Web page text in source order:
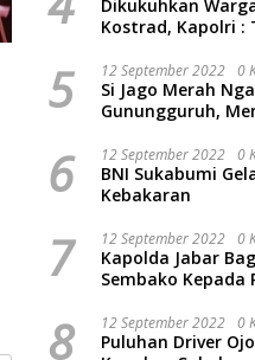
Dikukuhkan
Kostrad, Kapolri :
Rakyat Indonesia
5 12 September 2022 0
Si Jago Merah
Gunungguruh,
6 12 September 2022 0
BNI Sukabumi
Kebakaran
7 12 September 2022 0
Kapolda Jabar
Sembako Kepada
8 12 September 2022 0
Puluhan Driver